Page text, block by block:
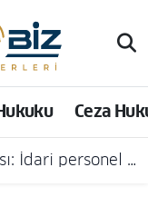
Ceza
açığa alındı